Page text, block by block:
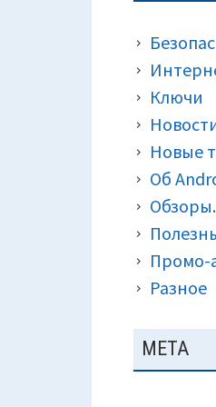
КРОШКИ)
Ключи
Новые
Об
Промо-
Разное
МЕТА